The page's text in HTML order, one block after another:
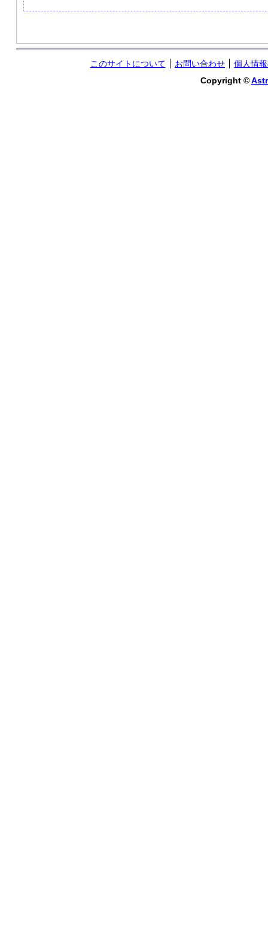
このサイトについて お問い合わせ
個人情
Copyright ©